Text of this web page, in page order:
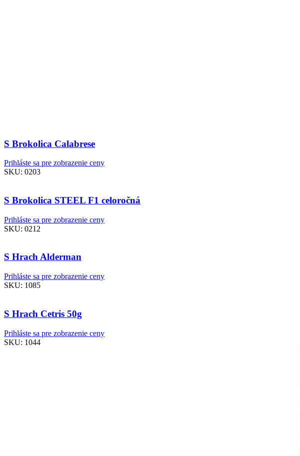
S Brokolica Calabrese
Prihláste sa pre zobrazenie ceny
SKU: 0203
S Brokolica STEEL F1 celoročná
Prihláste sa pre zobrazenie ceny
SKU: 0212
S Hrach Alderman
Prihláste sa pre zobrazenie ceny
SKU: 1085
S Hrach Cetris 50g
Prihláste sa pre zobrazenie ceny
SKU: 1044